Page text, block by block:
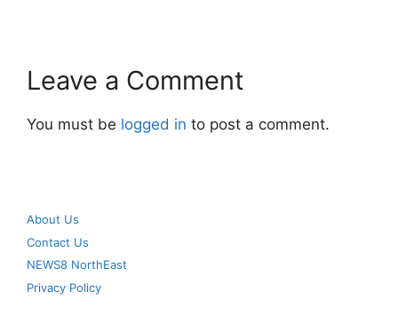
Leave a Comment
You must be logged in to post a comment.
About Us
Contact Us
NEWS8 NorthEast
Privacy Policy